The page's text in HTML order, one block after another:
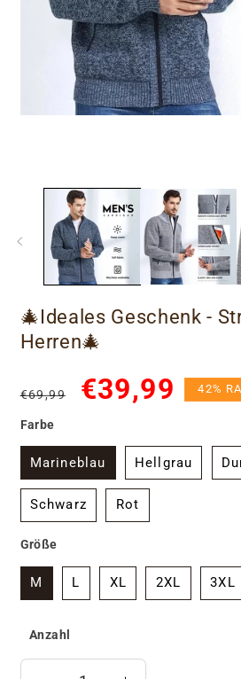
🎄Ideales Geschenk -
Herren🎄
Normaler
Preis
€69,99
Verkaufspreis
€39,99 42%
Farbe
Marineblau Hellgrau
Schwarz Rot
Größe
M L XL 2XL 3XL
Anzahl